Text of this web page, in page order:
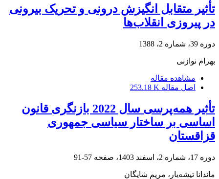
تأثیر متقابل انگیزش درونی و تحریک بیرونی
در پیروزی انقلاب‌ها
دوره 39، شماره 2، 1388
بهرام نوازنی
مشاهده مقاله
اصل مقاله 253.18 K
تأثیر همه‌پرسی سال 2022 بازنگری قانون‌
اساسی بر ساختار سیاسی جمهوری
قزاقستان
دوره 17، شماره 2، اسفند 1403، صفحه 57-91
ماندانا تیشه‌یار، مریم شایگان